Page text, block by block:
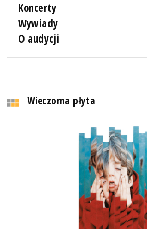
Koncerty
Wywiady
O audycji
Wieczorna płyta